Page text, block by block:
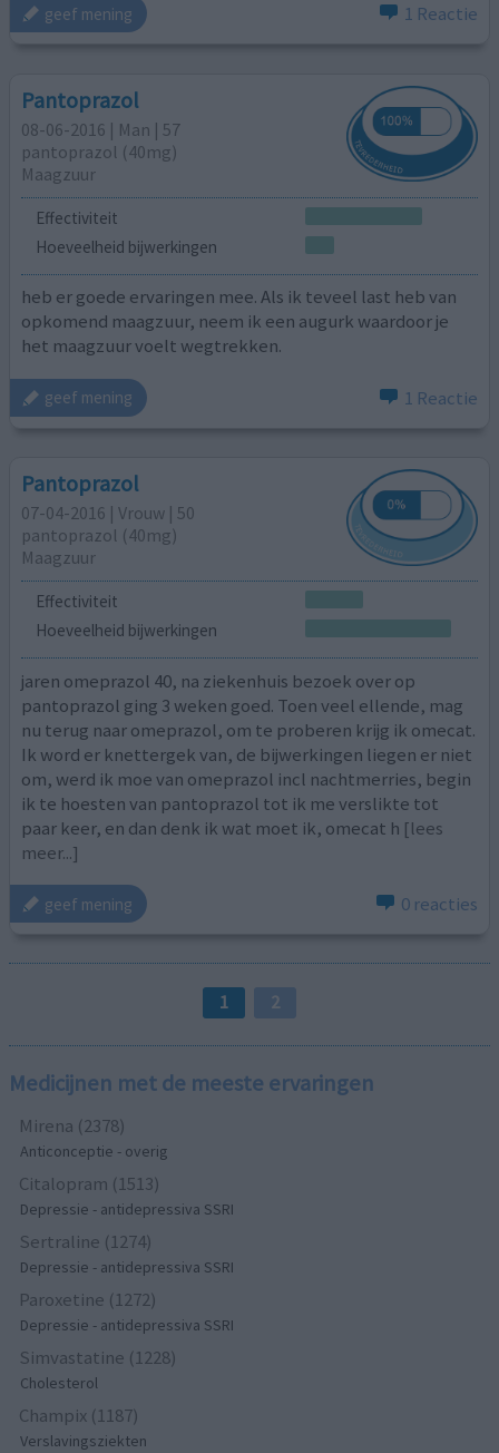
geef mening 1 Reactie
Pantoprazol
08-06-2016 | Man | 57
pantoprazol (40mg)
Maagzuur
Effectiviteit
Hoeveelheid bijwerkingen
heb er goede ervaringen mee. Als ik teveel last heb van
opkomend maagzuur, neem ik een augurk waardoor je
het maagzuur voelt wegtrekken.
geef mening 1 Reactie
Pantoprazol
07-04-2016 | Vrouw | 50
pantoprazol (40mg)
Maagzuur
Effectiviteit
Hoeveelheid bijwerkingen
jaren omeprazol 40, na ziekenhuis bezoek over op
pantoprazol ging 3 weken goed. Toen veel ellende, mag
nu terug naar omeprazol, om te proberen krijg ik omecat.
Ik word er knettergek van, de bijwerkingen liegen er niet
om, werd ik moe van omeprazol incl nachtmerries, begin
ik te hoesten van pantoprazol tot ik me verslikte tot
paar keer, en dan denk ik wat moet ik, omecat h [lees
meer...]
geef mening 0 reacties
1 2
Medicijnen met de meeste ervaringen
Mirena (2378)
Anticonceptie - overig
Citalopram (1513)
Depressie - antidepressiva SSRI
Sertraline (1274)
Depressie - antidepressiva SSRI
Paroxetine (1272)
Depressie - antidepressiva SSRI
Simvastatine (1228)
Cholesterol
Champix (1187)
Verslavingsziekten